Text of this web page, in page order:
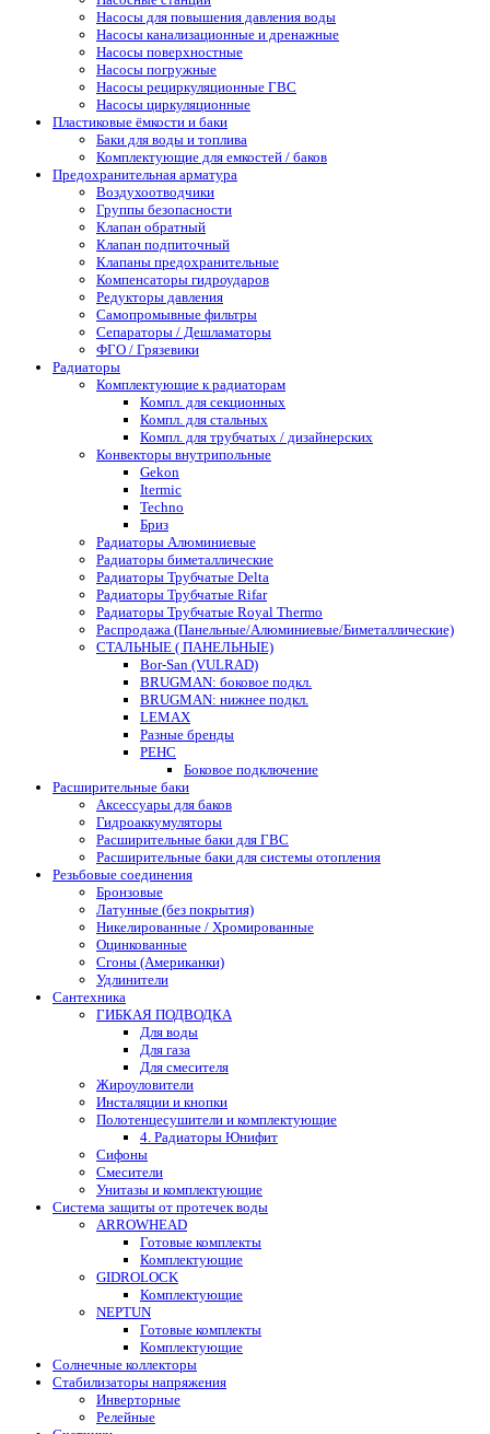
Насосы для повышения давления воды
Насосы канализационные и дренажные
Насосы поверхностные
Насосы погружные
Насосы рециркуляционные ГВС
Насосы циркуляционные
Пластиковые ёмкости и баки
Баки для воды и топлива
Комплектующие для емкостей / баков
Предохранительная арматура
Воздухоотводчики
Группы безопасности
Клапан обратный
Клапан подпиточный
Клапаны предохранительные
Компенсаторы гидроударов
Редукторы давления
Самопромывные фильтры
Сепараторы / Дешламаторы
ФГО / Грязевики
Радиаторы
Комплектующие к радиаторам
Компл. для секционных
Компл. для стальных
Компл. для трубчатых / дизайнерских
Конвекторы внутрипольные
Gekon
Itermic
Techno
Бриз
Радиаторы Алюминиевые
Радиаторы биметаллические
Радиаторы Трубчатые Delta
Радиаторы Трубчатые Rifar
Радиаторы Трубчатые Royal Thermo
Распродажа (Панельные/Алюминиевые/Биметаллические)
СТАЛЬНЫЕ ( ПАНЕЛЬНЫЕ)
Bor-San (VULRAD)
BRUGMAN: боковое подкл.
BRUGMAN: нижнее подкл.
LEMAX
Разные бренды
РЕНС
Боковое подключение
Расширительные баки
Аксессуары для баков
Гидроаккумуляторы
Расширительные баки для ГВС
Расширительные баки для системы отопления
Резьбовые соединения
Бронзовые
Латунные (без покрытия)
Никелированные / Хромированные
Оцинкованные
Сгоны (Американки)
Удлинители
Сантехника
ГИБКАЯ ПОДВОДКА
Для воды
Для газа
Для смесителя
Жироуловители
Инсталяции и кнопки
Полотенцесушители и комплектующие
4. Радиаторы Юнифит
Сифоны
Смесители
Унитазы и комплектующие
Система защиты от протечек воды
ARROWHEAD
Готовые комплекты
Комплектующие
GIDROLOCK
Комплектующие
NEPTUN
Готовые комплекты
Комплектующие
Солнечные коллекторы
Стабилизаторы напряжения
Инверторные
Релейные